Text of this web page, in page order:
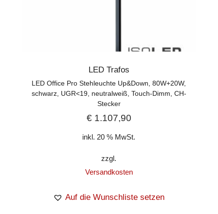
LED Trafos
LED Office Pro Stehleuchte Up&Down, 80W+20W,
schwarz, UGR<19, neutralweiß, Touch-Dimm, CH-
Stecker
€1.107,90
inkl. 20 % MwSt.
zzgl.
Versandkosten
Auf die Wunschliste setzen